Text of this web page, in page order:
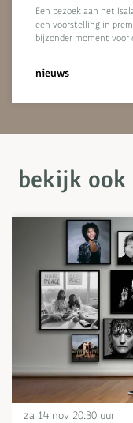
Een bezoek aan het
een voorstelling in
bijzonder moment voor
nieuws
bekijk ook
za 14 nov 20:30 uur